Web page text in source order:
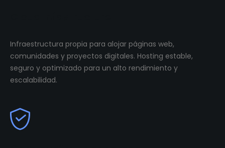
Infraestructura propia para alojar páginas web,
comunidades y proyectos digitales. Hosting estable,
seguro y optimizado para un alto rendimiento y
escalabilidad.